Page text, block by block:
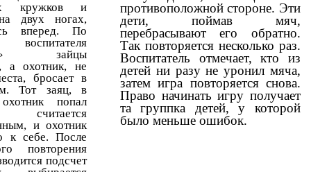
кружков и
двух ногах,
вперед. По
зайцы
а охотник, не
бросает в
Тот заяц, в
попал
и охотник
к себе. После
повторения
подсчет
противоположной стороне. Эти
дети, поймав мяч,
перебрасывают его обратно.
Так повторяется несколько раз.
Воспитатель отмечает, кто из
детей ни разу не уронил мяча,
затем игра повторяется снова.
Право начинать игру получает
та группка детей, у которой
было меньше ошибок.